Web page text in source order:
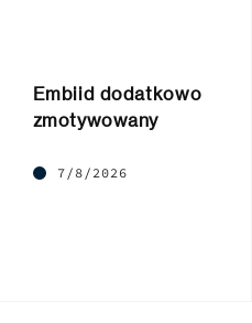
Embiid dodatkowo
zmotywowany
7/8/2026